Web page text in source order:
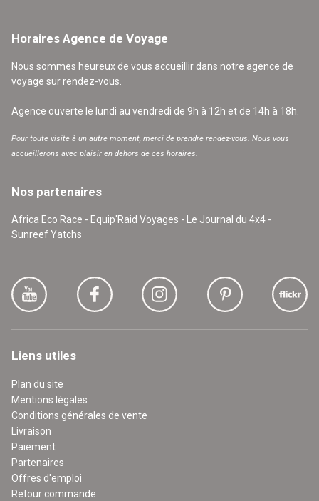
Horaires Agence de Voyage
Nous sommes heureux de vous accueillir dans notre agence de
voyage sur rendez-vous.
Agence ouverte le lundi au vendredi de 9h à 12h et de 14h à 18h.
Pour toute visite à un autre moment, merci de prendre rendez-vous. Nous vous
accueillerons avec plaisir en dehors de ces horaires.
Nos partenaires
Africa Eco Race - Equip'Raid Voyages - Le Journal du 4x4 -
Sunreef Yatchs
Liens utiles
Plan du site
Mentions légales
Conditions générales de vente
Livraison
Paiement
Partenaires
Offres d'emploi
Retour commande